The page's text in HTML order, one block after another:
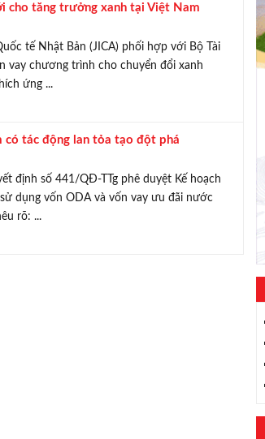
cho tăng trưởng xanh tại Việt Nam
tế Nhật Bản (JICA) phối hợp với Bộ Tài
vay chương trình cho chuyển đổi xanh
ứng ...
có tác động lan tỏa tạo đột phá
định số 441/QĐ-TTg phê duyệt Kế hoạch
dụng vốn ODA và vốn vay ưu đãi nước
rõ: ...